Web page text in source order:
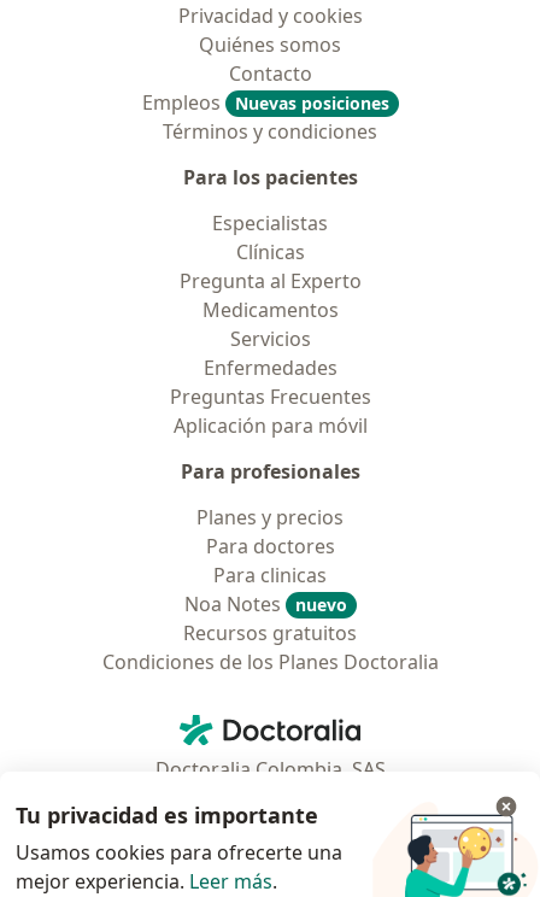
Privacidad y cookies
Quiénes somos
Contacto
Empleos
Nuevas posiciones
Términos y condiciones
Para los pacientes
Especialistas
Clínicas
Pregunta al Experto
Medicamentos
Servicios
Enfermedades
Preguntas Frecuentes
Aplicación para móvil
Para profesionales
Planes y precios
Para doctores
Para clinicas
Noa Notes
nuevo
Recursos gratuitos
Condiciones de los Planes Doctoralia
Doctoralia - Página de inicio
Doctoralia Colombia, SAS
Municipio: Bogotá D.C., Colombia
Tu privacidad es importante
Usamos cookies para ofrecerte una
mejor experiencia. Leer más.